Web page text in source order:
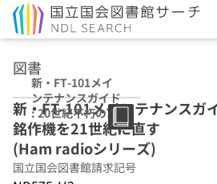
図書
新・FT-101メイ
ンテナンスガイド
: 20世紀不朽の銘
作機を21世紀に直
す (Ham radioシ
リーズ)
新・FT-101メインテナンスガ
銘作機を21世紀に直す
(Ham radioシリーズ)
国立国会図書館請求記号